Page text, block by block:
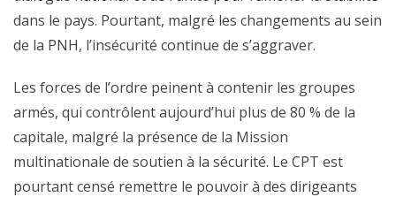
dans le pays. Pourtant, malgré les changements au sein
de la PNH, l’insécurité continue de s’aggraver.
Les forces de l’ordre peinent à contenir les groupes
armés, qui contrôlent aujourd’hui plus de 80 % de la
capitale, malgré la présence de la Mission
multinationale de soutien à la sécurité. Le CPT est
pourtant censé remettre le pouvoir à des dirigeants